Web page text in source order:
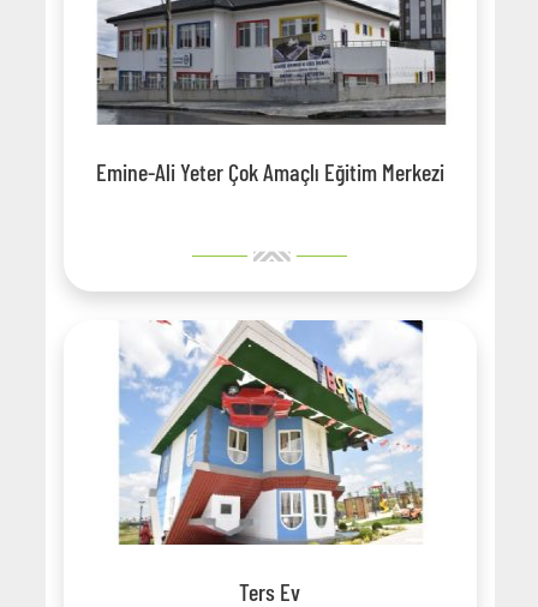
Emine-Ali Yeter Çok Amaçlı Eğitim Merkezi
Ters Ev